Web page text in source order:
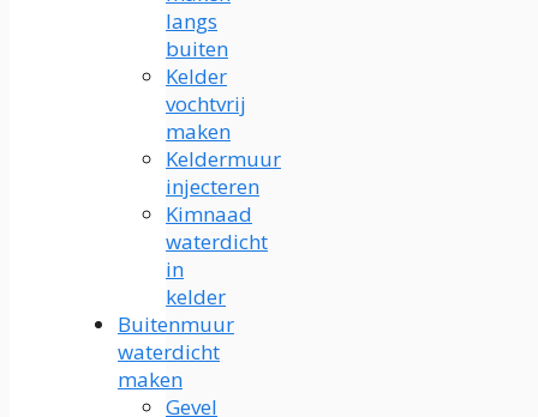
langs
buiten
Kelder
vochtvrij
maken
Keldermuur
injecteren
Kimnaad
waterdicht
in
kelder
Buitenmuur
waterdicht
maken
Gevel